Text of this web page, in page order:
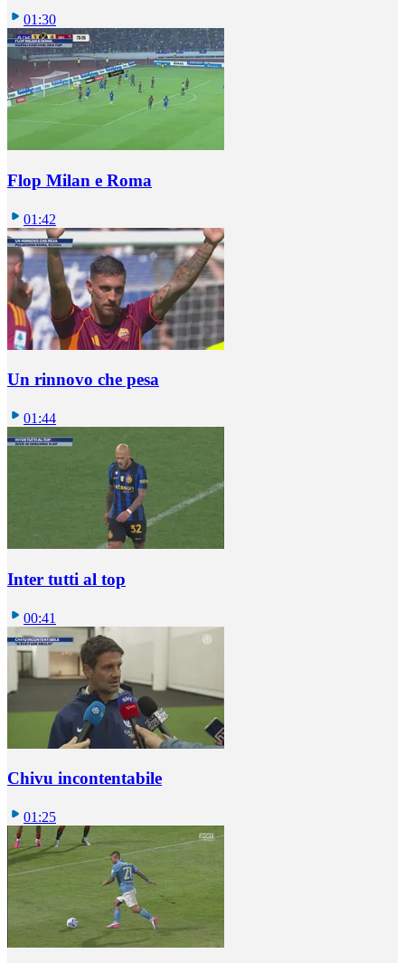
01:30
Flop Milan e Roma
01:42
Un rinnovo che pesa
01:44
Inter tutti al top
00:41
Chivu incontentabile
01:25